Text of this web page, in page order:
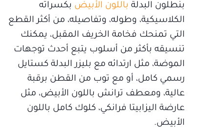
بنطلون البدلة باللون الأبيض بكسراته
الكلاسيكية، وطوله، وتفاصيله، من أكثر القطع
التي تمنحك فخامة الخريف المقبل، يمكنك
تنسيقه بأكثر من أسلوب يتبع أحدث توجهات
الموضة، مثل ارتدائه مع بليزر البدلة كستايل
رسمي كامل، أو مع توب من القطن برقبة
عالية، ومعطف ترانش باللون الأبيض، مثل
عارضة اليزابيتا فرانكي، كلوك كامل باللون
الأبيض.